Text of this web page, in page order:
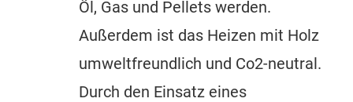
Öl, Gas und Pellets werden.
Außerdem ist das Heizen mit Holz
umweltfreundlich und Co2-neutral.
Durch den Einsatz eines